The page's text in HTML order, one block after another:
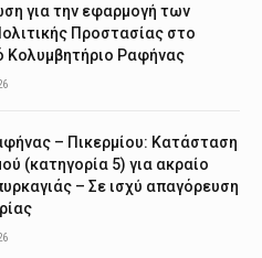
για την εφαρμογή των
Προστασίας στο
Κολυμβητήριο Ραφήνας
– Πικερμίου: Κατάσταση
(κατηγορία 5) για ακραίο
– Σε ισχύ απαγόρευση